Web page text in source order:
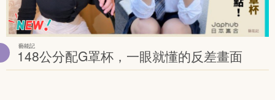
藝能記
148公分配G罩杯，一眼就懂的反差畫面